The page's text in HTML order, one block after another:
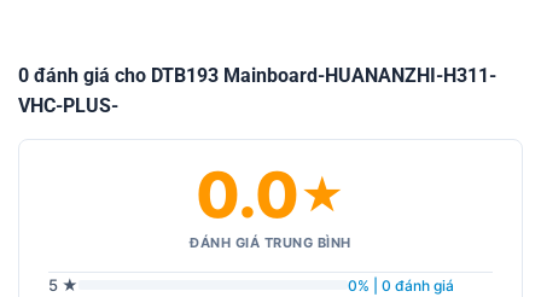
0 đánh giá cho DTB193 Mainboard-HUANANZHI-H311-
VHC-PLUS-
0.0★
ĐÁNH GIÁ TRUNG BÌNH
5 ★ 0% | 0 đánh giá